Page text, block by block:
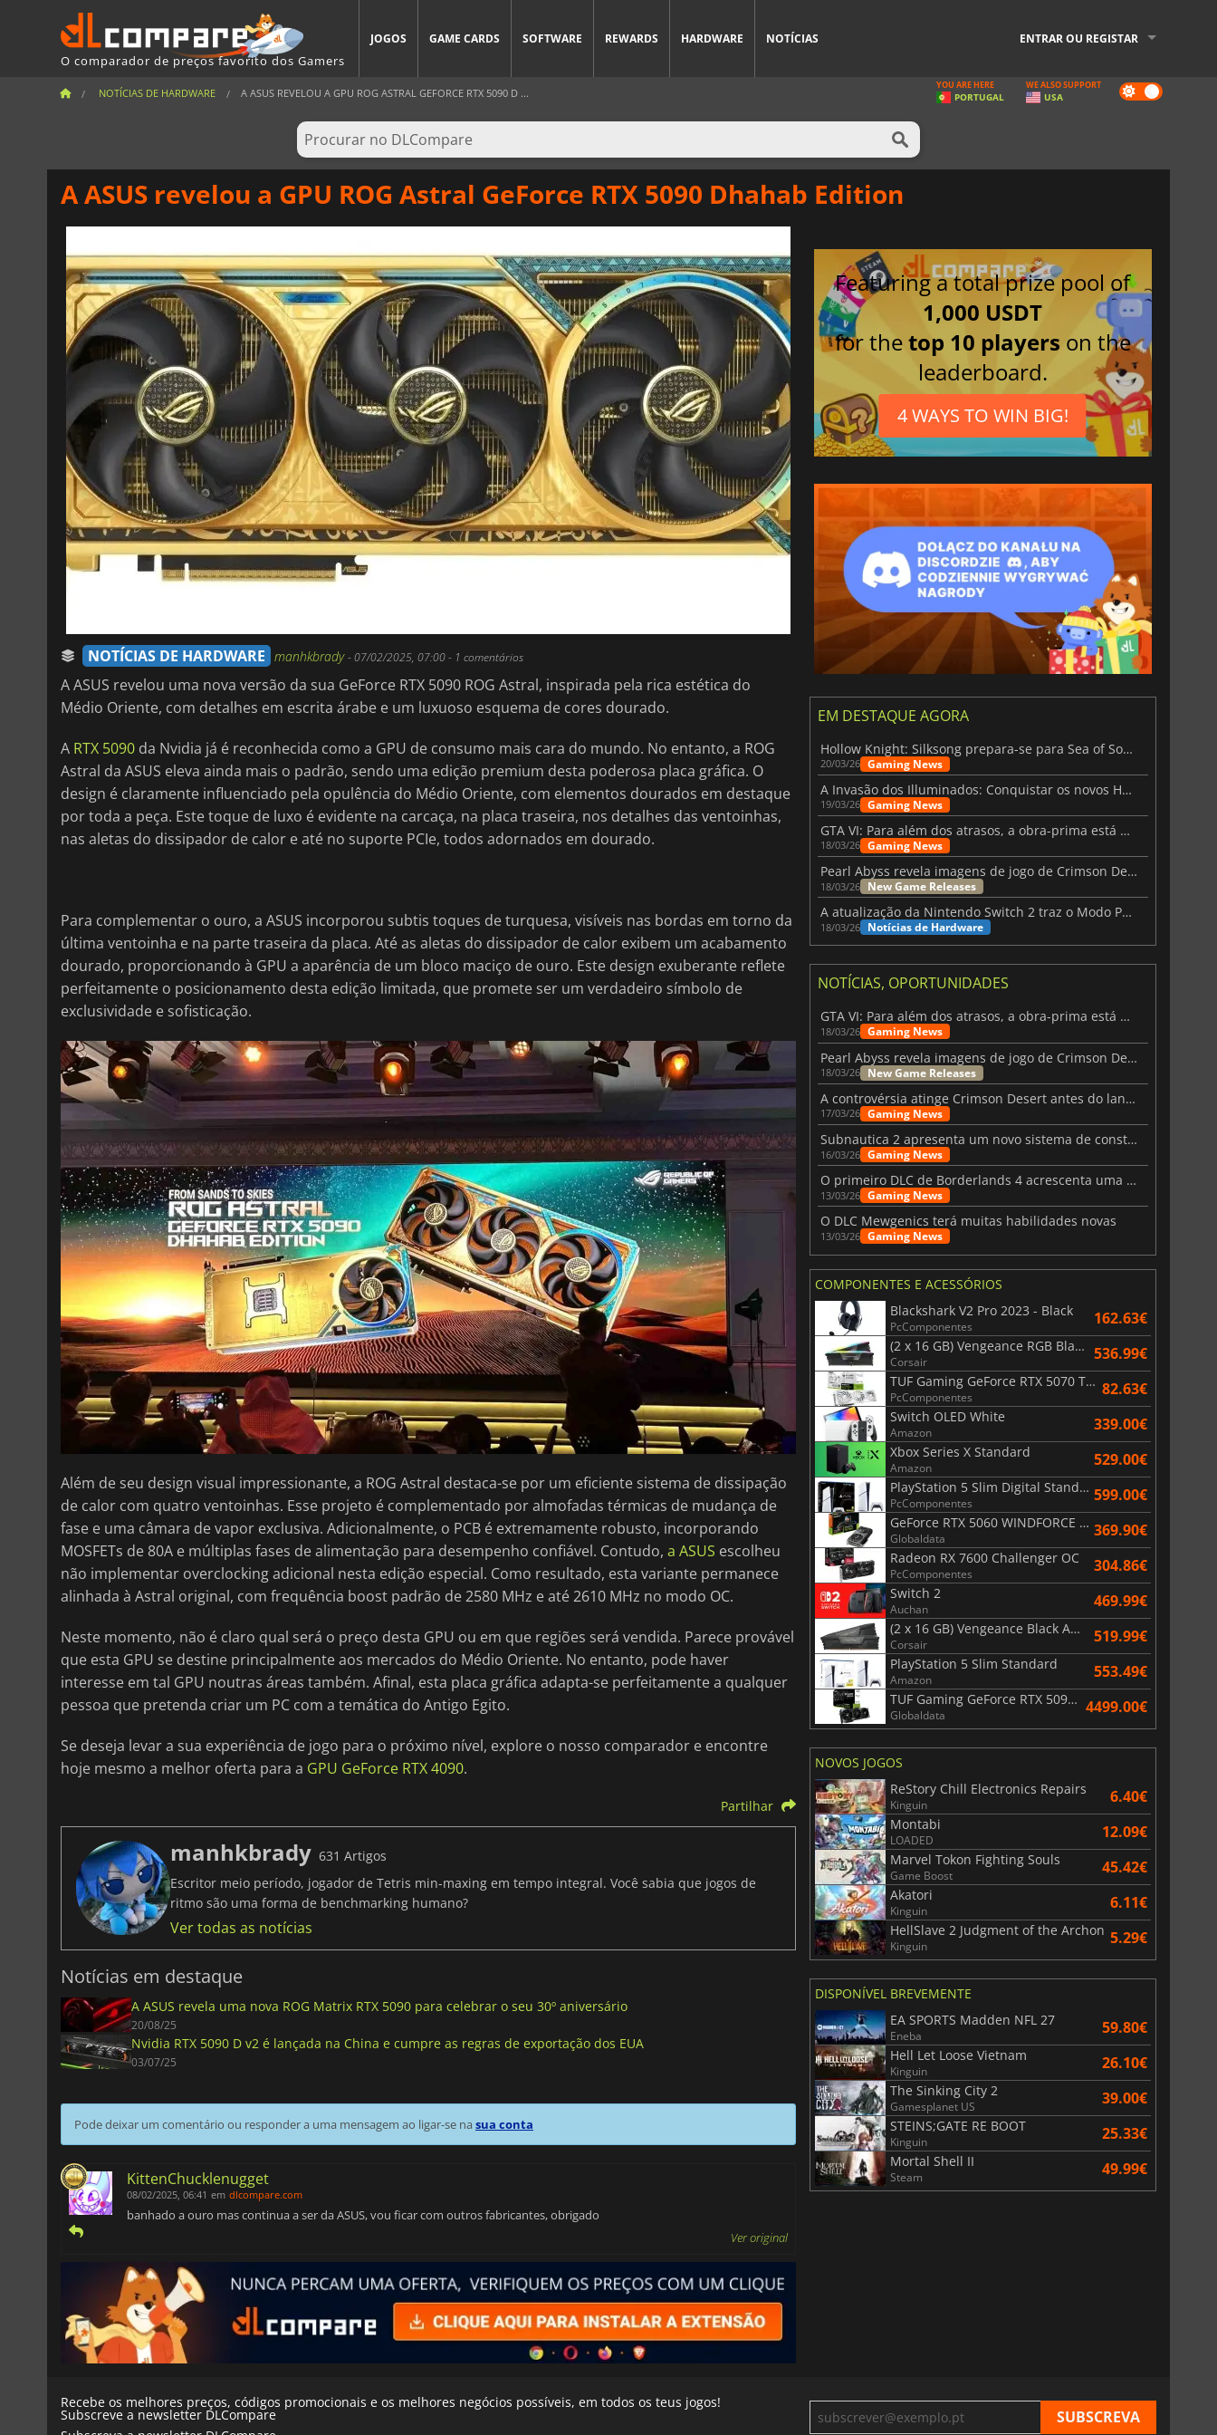
O comparador de preços favorito dos Gamers
JOGOS GAME CARDS SOFTWARE REWARDS HARDWARE NOTÍCIAS ENTRAR OU REGISTAR
NOTÍCIAS DE HARDWARE A ASUS REVELOU A GPU ROG ASTRAL GEFORCE RTX 5090 D ... Dark
mode
YOU ARE HERE
PORTUGAL
WE ALSO SUPPORT
USA
A ASUS revelou a GPU ROG Astral GeForce RTX 5090 Dhahab Edition
NOTÍCIAS DE HARDWARE manhkbrady-07/02/2025, 07:00- 1 comentários
A ASUS revelou uma nova versão da sua GeForce RTX 5090 ROG Astral, inspirada pela rica estética do
Médio Oriente, com detalhes em escrita árabe e um luxuoso esquema de cores dourado.
A RTX 5090 da Nvidia já é reconhecida como a GPU de consumo mais cara do mundo. No entanto, a ROG
Astral da ASUS eleva ainda mais o padrão, sendo uma edição premium desta poderosa placa gráfica. O
design é claramente influenciado pela opulência do Médio Oriente, com elementos dourados em destaque
por toda a peça. Este toque de luxo é evidente na carcaça, na placa traseira, nos detalhes das ventoinhas,
nas aletas do dissipador de calor e até no suporte PCIe, todos adornados em dourado.
Para complementar o ouro, a ASUS incorporou subtis toques de turquesa, visíveis nas bordas em torno da
última ventoinha e na parte traseira da placa. Até as aletas do dissipador de calor exibem um acabamento
dourado, proporcionando à GPU a aparência de um bloco maciço de ouro. Este design exuberante reflete
perfeitamente o posicionamento desta edição limitada, que promete ser um verdadeiro símbolo de
exclusividade e sofisticação.
Além de seu design visual impressionante, a ROG Astral destaca-se por um eficiente sistema de dissipação
de calor com quatro ventoinhas. Esse projeto é complementado por almofadas térmicas de mudança de
fase e uma câmara de vapor exclusiva. Adicionalmente, o PCB é extremamente robusto, incorporando
MOSFETs de 80A e múltiplas fases de alimentação para desempenho confiável. Contudo, a ASUS escolheu
não implementar overclocking adicional nesta edição especial. Como resultado, esta variante permanece
alinhada à Astral original, com frequência boost padrão de 2580 MHz e até 2610 MHz no modo OC.
Neste momento, não é claro qual será o preço desta GPU ou em que regiões será vendida. Parece provável
que esta GPU se destine principalmente aos mercados do Médio Oriente. No entanto, pode haver
interesse em tal GPU noutras áreas também. Afinal, esta placa gráfica adapta-se perfeitamente a qualquer
pessoa que pretenda criar um PC com a temática do Antigo Egito.
Se deseja levar a sua experiência de jogo para o próximo nível, explore o nosso comparador e encontre
hoje mesmo a melhor oferta para a GPU GeForce RTX 4090.
Partilhar
manhkbrady 631 Artigos
Escritor meio período, jogador de Tetris min-maxing em tempo integral. Você sabia que jogos de
ritmo são uma forma de benchmarking humano?
Ver todas as notícias
Notícias em destaque
A ASUS revela uma nova ROG Matrix RTX 5090 para celebrar o seu 30º aniversário
20/08/25
Nvidia RTX 5090 D v2 é lançada na China e cumpre as regras de exportação dos EUA
03/07/25
Pode deixar um comentário ou responder a uma mensagem ao ligar-se nasua conta
KittenChucklenugget
08/02/2025, 06:41 em dlcompare.com
banhado a ouro mas continua a ser da ASUS, vou ficar com outros fabricantes, obrigado
Ver original
Featuring a total prize pool of
1,000 USDT
for thetop 10 players on the
leaderboard.
4 WAYS TO WIN BIG!
EM DESTAQUE AGORA
Hollow Knight: Silksong prepara-se para Sea of Sorrow com um patch
20/03/26 Gaming News
A Invasão dos Illuminados: Conquistar os novos Helldivers 2 Atualização!
19/03/26 Gaming News
GTA VI: Para além dos atrasos, a obra-prima está quase a chegar
18/03/26 Gaming News
Pearl Abyss revela imagens de jogo de Crimson Desert para a PS5
18/03/26 New Game Releases
A atualização da Nintendo Switch 2 traz o Modo Portátil aos jogos mais antigos da Switch
18/03/26 Notícias de Hardware
NOTÍCIAS, OPORTUNIDADES
GTA VI: Para além dos atrasos, a obra-prima está quase a chegar
18/03/26 Gaming News
Pearl Abyss revela imagens de jogo de Crimson Desert para a PS5
18/03/26 New Game Releases
A controvérsia atinge Crimson Desert antes do lançamento
17/03/26 Gaming News
Subnautica 2 apresenta um novo sistema de construção de bases
16/03/26 Gaming News
O primeiro DLC de Borderlands 4 acrescenta uma nova personagem e muito mais
13/03/26 Gaming News
O DLC Mewgenics terá muitas habilidades novas
13/03/26 Gaming News
COMPONENTES E ACESSÓRIOS
Blackshark V2 Pro 2023 - Black
PcComponentes 162.63€
(2 x 16 GB) Vengeance RGB Black AMD Expo 6000 MHz - CAS 30
Corsair 536.99€
TUF Gaming GeForce RTX 5070 Ti OC White Edition 16GB
PcComponentes 82.63€
Switch OLED White
Amazon 339.00€
Xbox Series X Standard
Amazon 529.00€
PlayStation 5 Slim Digital Standard
PcComponentes 599.00€
GeForce RTX 5060 WINDFORCE OC 8G
Globaldata 369.90€
Radeon RX 7600 Challenger OC
PcComponentes 304.86€
Switch 2
Auchan 469.99€
(2 x 16 GB) Vengeance Black AMD Expo 6000 MHz - CAS 30
Corsair 519.99€
PlayStation 5 Slim Standard
Amazon 553.49€
TUF Gaming GeForce RTX 5090 OC Edition 32GB
Globaldata 4499.00€
NOVOS JOGOS
ReStory Chill Electronics Repairs
Kinguin 6.40€
Montabi
LOADED 12.09€
Marvel Tokon Fighting Souls
Game Boost 45.42€
Akatori
Kinguin 6.11€
HellSlave 2 Judgment of the Archon
Kinguin 5.29€
DISPONÍVEL BREVEMENTE
EA SPORTS Madden NFL 27
Eneba 59.80€
Hell Let Loose Vietnam
Kinguin 26.10€
The Sinking City 2
Gamesplanet US 39.00€
STEINS;GATE RE BOOT
Kinguin 25.33€
Mortal Shell II
Steam 49.99€
Recebe os melhores preços, códigos promocionais e os melhores negócios possíveis, em todos os teus jogos!
Subscreve a newsletter DLCompare